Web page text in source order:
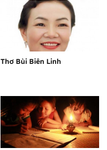
Thơ Bùi Biên Linh